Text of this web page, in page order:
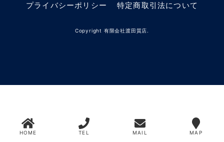
プライバシーポリシー 特定商取引法について
Copyright 有限会社渡田質店.
HOME TEL MAIL MAP